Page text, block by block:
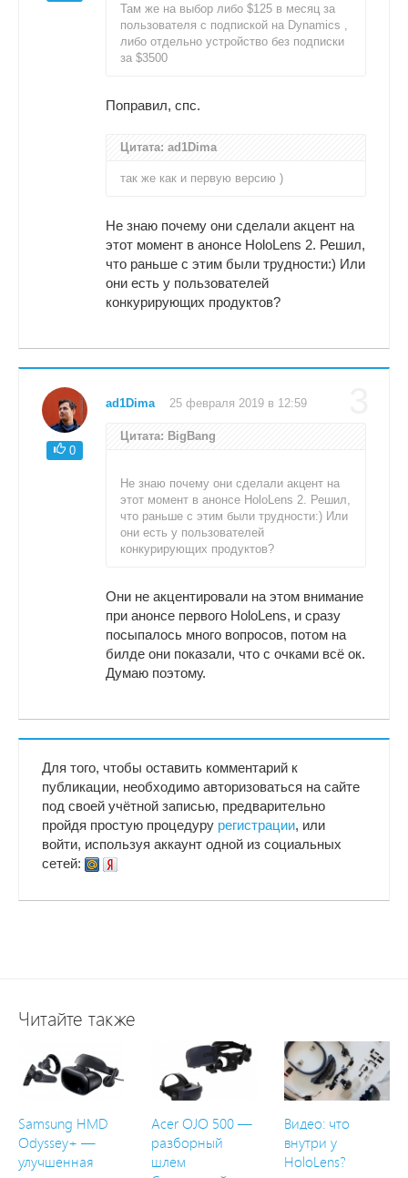
Там же на выбор либо $125 в месяц за
пользователя с подпиской на Dynamics ,
либо отдельно устройство без подписки
за $3500
Поправил, спс.
Цитата: ad1Dima
так же как и первую версию )
Не знаю почему они сделали акцент на
этот момент в анонсе HoloLens 2. Решил,
что раньше с этим были трудности:) Или
они есть у пользователей
конкурирующих продуктов?
0
ad1Dima 25 февраля 2019 в 12:59
Цитата: BigBang
Не знаю почему они сделали акцент на
этот момент в анонсе HoloLens 2. Решил,
что раньше с этим были трудности:) Или
они есть у пользователей
конкурирующих продуктов?
Они не акцентировали на этом внимание
при анонсе первого HoloLens, и сразу
посыпалось много вопросов, потом на
билде они показали, что с очками всё ок.
Думаю поэтому.
Для того, чтобы оставить комментарий к
публикации, необходимо авторизоваться на сайте
под своей учётной записью, предварительно
пройдя простую процедуру регистрации, или
войти, используя аккаунт одной из социальных
сетей:
Читайте также
Samsung HMD
Odyssey+ —
улучшенная
Acer OJO 500 —
разборный
шлем
Видео: что
внутри у
HoloLens?